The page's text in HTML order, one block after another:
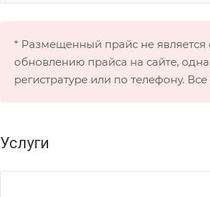
* Размещенный прайс не
обновлению прайса на сайте,
регистратуре или по телефону.
Услуги